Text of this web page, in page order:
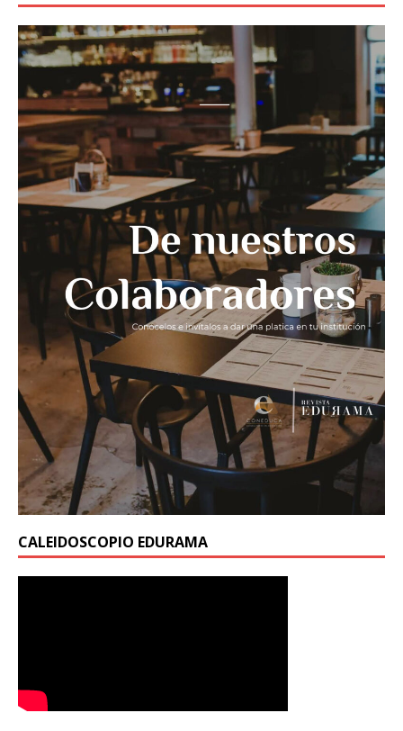
CALEIDOSCOPIO EDURAMA